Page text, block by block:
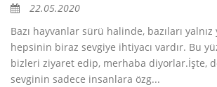
22.05.2020
Bazı hayvanlar sürü halinde, bazıları yalnız
hepsinin biraz sevgiye ihtiyacı vardır. Bu
bizleri ziyaret edip, merhaba diyorlar.İşte,
sevginin sadece insanlara özg...